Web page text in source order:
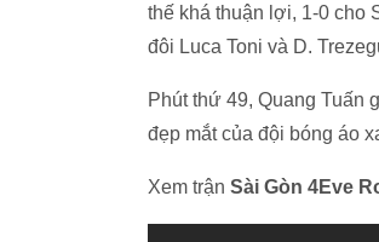
thế khá thuận lợi, 1-0 cho
đôi Luca Toni và D.
Phút thứ 49, Quang Tuấn
đẹp mắt của đội bóng áo
Xem trận Sài Gòn 4Eve